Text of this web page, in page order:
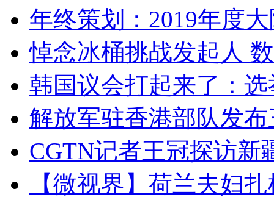
年终策划：2019年度
悼念冰桶挑战发起人
韩国议会打起来了：
解放军驻香港部队发
CGTN记者王冠探访新
【微视界】荷兰夫妇